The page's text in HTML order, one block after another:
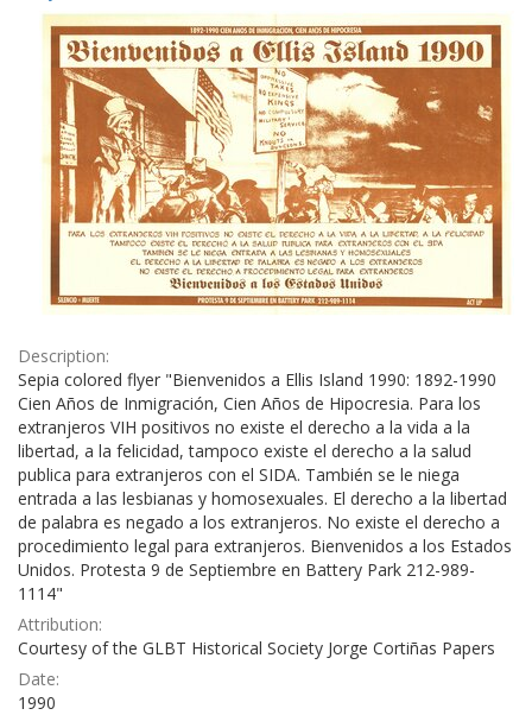
per
page
Description:
Sepia colored flyer "Bienvenidos a Ellis Island 1990: 1892-1990
Cien Años de Inmigración, Cien Años de Hipocresia. Para los
extranjeros VIH positivos no existe el derecho a la vida a la
libertad, a la felicidad, tampoco existe el derecho a la salud
publica para extranjeros con el SIDA. También se le niega
entrada a las lesbianas y homosexuales. El derecho a la libertad
de palabra es negado a los extranjeros. No existe el derecho a
procedimiento legal para extranjeros. Bienvenidos a los Estados
Unidos. Protesta 9 de Septiembre en Battery Park 212-989-
1114"
Attribution:
Courtesy of the GLBT Historical Society Jorge Cortiñas Papers
Date:
1990